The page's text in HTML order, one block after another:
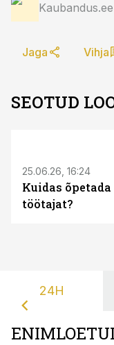
Kaubandus.ee
Jaga Vihja
SEOTUD
25.06.26, 16:24
Kuidas
töötajat?
24H